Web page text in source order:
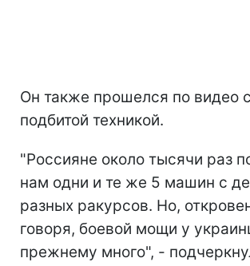
Он также прошелся по видео с
подбитой техникой.
"Россияне около тысячи раз
нам одни и те же 5 машин с
разных ракурсов. Но,
говоря, боевой мощи у
прежнему много", -